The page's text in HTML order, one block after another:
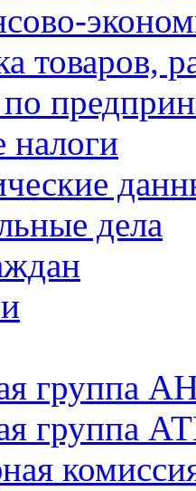
товаров,
дела
группа
группа